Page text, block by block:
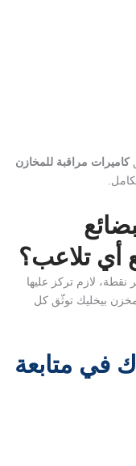
كاميرات مراقبة للمخازن
أي تلاعب؟
لازم تركز عليها
بيخليك توثّق كل
في متابعة